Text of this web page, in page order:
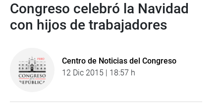
Congreso celebró la Navidad
con hijos de trabajadores
Centro de Noticias del Congreso
12 Dic 2015 | 18:57 h